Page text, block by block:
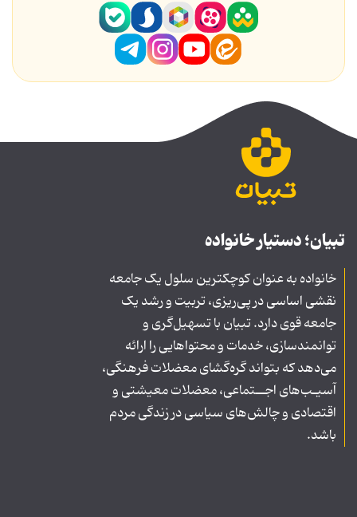
تبیان؛ دستیار خانواده
خانواده به عنوان کوچکترین سلول یک جامعه
نقشی اساسی در پی‌ریزی، تربیت و رشد یک
جامعه قوی دارد. تبیان با تسهیل‌گری و
توانمندسازی، خدمات و محتواهایی را ارائه
می‌دهد که بتواند گره‌گشای معضلات فرهنگی،
آسیـب‌های اجــتماعی، معضلات معیشتی و
اقتصادی و چالش‌های سیاسی در زندگی مردم
باشد.